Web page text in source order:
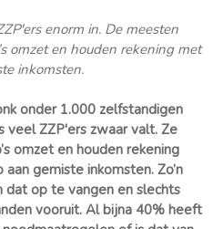
enorm in. De meesten
omzet en houden rekening met
inkomsten.
onder 1.000 zelfstandigen
veel ZZP'ers zwaar valt. Ze
omzet en houden rekening
gemiste inkomsten. Zo’n
op te vangen en slechts
vooruit. Al bijna 40% heeft